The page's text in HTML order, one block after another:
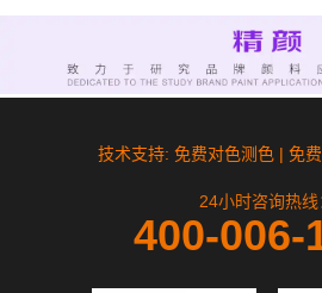
技术支持: 免费对色测色 | 免
24小时咨询热线
400-006-